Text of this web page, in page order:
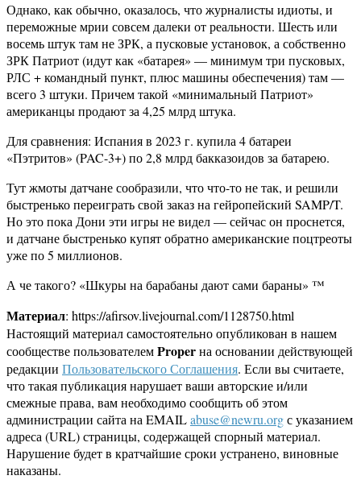
Однако, как обычно, оказалось, что журналисты идиоты, и
переможные мрии совсем далеки от реальности. Шесть или
восемь штук там не ЗРК, а пусковые установок, а собственно
ЗРК Патриот (идут как «батарея» — минимум три пусковых,
РЛС + командный пункт, плюс машины обеспечения) там —
всего 3 штуки. Причем такой «минимальный Патриот»
американцы продают за 4,25 млрд штука.
Для сравнения: Испания в 2023 г. купила 4 батареи
«Пэтритов» (PAC-3+) по 2,8 млрд бакказоидов за батарею.
Тут жмоты датчане сообразили, что что-то не так, и решили
быстренько переиграть свой заказ на гейропейский SAMP/T.
Но это пока Дони эти игры не видел — сейчас он проснется,
и датчане быстренько купят обратно американские поцтреоты
уже по 5 миллионов.
А че такого? «Шкуры на барабаны дают сами бараны» ™
Материал: https://afirsov.livejournal.com/1128750.html
Настоящий материал самостоятельно опубликован в нашем
сообществе пользователемProperна основании действующей
редакции Пользовательского Соглашения. Если вы считаете,
что такая публикация нарушает ваши авторские и/или
смежные права, вам необходимо сообщить об этом
администрации сайта на EMAILabuse@newru.orgс указанием
адреса (URL) страницы, содержащей спорный материал.
Нарушение будет в кратчайшие сроки устранено, виновные
наказаны.